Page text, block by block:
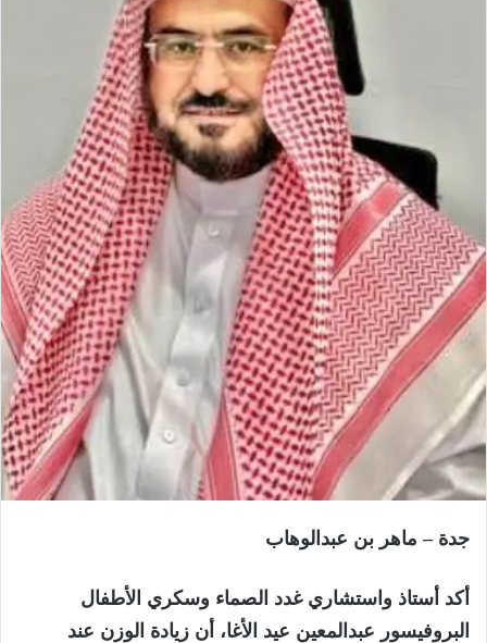
جدة – ماهر بن عبدالوهاب
أكد أستاذ واستشاري غدد الصماء وسكري الأطفال
البروفيسور عبدالمعين عيد الأغا، أن زيادة الوزن عند